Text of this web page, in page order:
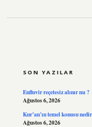
SON YAZILAR
Enfluvir reçetesiz alınır mı ?
Ağustos 6, 2026
Kur’an’ın temel konusu
Ağustos 6, 2026